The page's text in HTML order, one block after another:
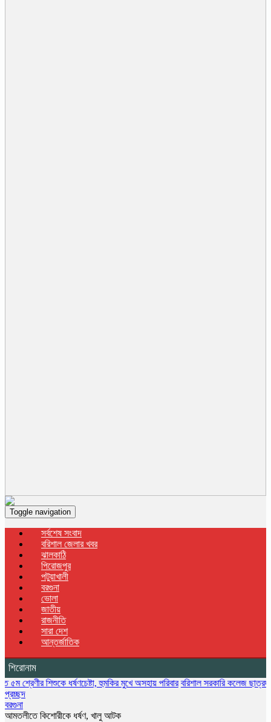
Toggle navigation
সর্বশেষ সংবাদ
বরিশাল জেলার খবর
ঝালকাঠি
পিরোজপুর
পটুয়াখালী
বরগুনা
ভোলা
জাতীয়
রাজনীতি
সারা দেশ
আন্তর্জাতিক
শিরোনাম
শিশুকে ধর্ষণচেষ্টা, হুমকির মুখে অসহায় পরিবার বরিশাল সরকারি কলেজ ছাত্রদলের
প্রচ্ছদ
বরগুনা
আমতলীতে কিশোরীকে ধর্ষণ, খালু আটক